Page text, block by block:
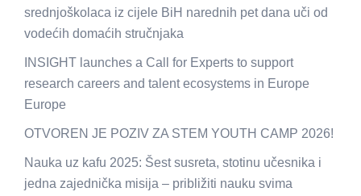
srednjoškolaca iz cijele BiH narednih pet dana uči od
vodećih domaćih stručnjaka
INSIGHT launches a Call for Experts to support
research careers and talent ecosystems in Europe
Europe
OTVOREN JE POZIV ZA STEM YOUTH CAMP 2026!
Nauka uz kafu 2025: Šest susreta, stotinu učesnika i
jedna zajednička misija – približiti nauku svima